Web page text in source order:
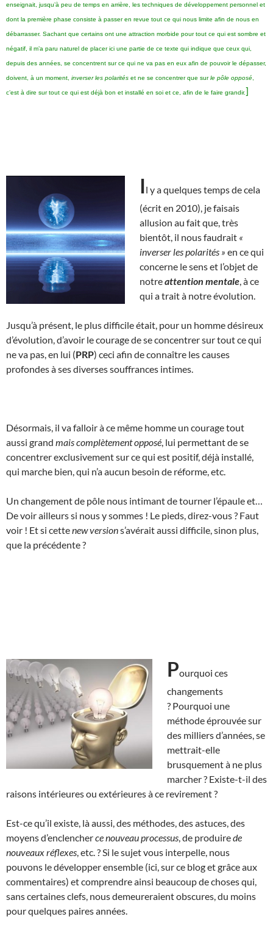
enseignait, jusqu’à peu de temps en arrière, les techniques de développement personnel et
dont la première phase consiste à passer en revue tout ce qui nous limite afin de nous en
débarrasser. Sachant que certains ont une attraction morbide pour tout ce qui est sombre et
négatif, il m’a paru naturel de placer ici une partie de ce texte qui indique que ceux qui,
depuis des années, se concentrent sur ce qui ne va pas en eux afin de pouvoir le dépasser,
doivent, à un moment, inverser les polarités et ne se concentrer que surle pôle opposé
c’est à dire sur tout ce qui est déjà bon et installé en soi et ce, afin de le faire grandir.]
Il y a quelques temps de cela
(écrit en 2010), je faisais
allusion au fait que, très
bientôt, il nous faudrait «
inverser les polarités » en ce qui
concerne le sens et l’objet de
notreattention mentale , à ce
qui a trait à notre évolution.
Jusqu’à présent, le plus difficile était, pour un homme désireux
d’évolution, d’avoir le courage de se concentrer sur tout ce qui
ne va pas, en lui (PRP) ceci afin de connaître les causes
profondes à ses diverses souffrances intimes.
Désormais, il va falloir à ce même homme un courage tout
aussi grand mais complètement opposé , lui permettant de se
concentrer exclusivement sur ce qui est positif, déjà installé,
qui marche bien, qui n’a aucun besoin de réforme, etc.
Un changement de pôle nous intimant de tourner l’épaule et…
De voir ailleurs si nous y sommes ! Le pieds, direz-vous ? Faut
voir ! Et si cettenew versions’avérait aussi difficile, sinon plus,
que la précédente ?
Pourquoi ces
changements
? Pourquoi une
méthode éprouvée sur
des milliers d’années, se
mettrait-elle
brusquement à ne plus
marcher ? Existe-t-il des
raisons intérieures ou extérieures à ce revirement ?
Est-ce qu’il existe, là aussi, des méthodes, des astuces, des
moyens d’enclencherce nouveau processus , de produirede
nouveaux réflexes , etc. ? Si le sujet vous interpelle, nous
pouvons le développer ensemble (ici, sur ce blog et grâce aux
commentaires) et comprendre ainsi beaucoup de choses qui,
sans certaines clefs, nous demeureraient obscures, du moins
pour quelques paires années.